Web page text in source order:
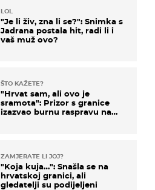
LOL
"Je li živ, zna li se?": Snimka s
Jadrana postala hit, radi li i
vaš muž ovo?
ŠTO KAŽETE?
"Hrvat sam, ali ovo je
sramota": Prizor s granice
izazvao burnu raspravu na
ZAMJERATE LI JOJ?
"Koja kuja…": Snašla se na
hrvatskoj granici, ali
gledatelji su podijeljeni